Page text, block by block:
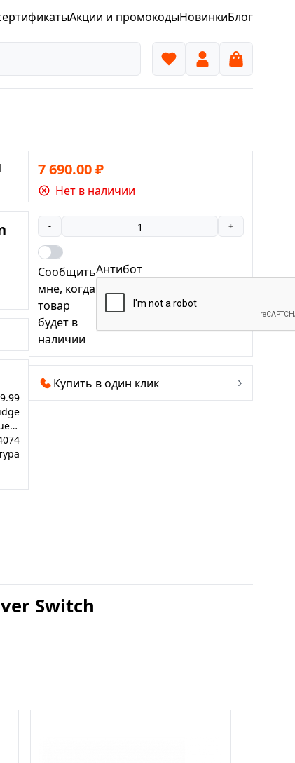
Акции и промокодыНовинкиБлог
RK-M75 Ocean Blue RK Silver Switch
7 690.00₽
Нет в наличии
- +
Сообщить
мне, когда
товар
будет в
наличии
Антибот
Купить в один клик
Switch